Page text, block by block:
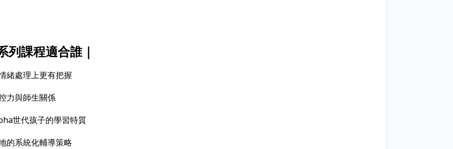
列課程適合誰｜
緒處理上更有把握
力與師生關係
世代孩子的學習特質
的系統化輔導策略